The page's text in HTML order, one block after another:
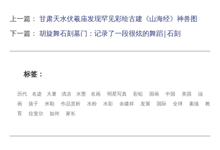
上一篇 ： 甘肃天水伏羲庙发现罕见彩绘古建《山海经》神兽图
下一篇 ： 胡旋舞石刻墓门：记录了一段很炫的舞蹈|石刻
标签：
历代 名迹 大暑 清凉 水墨 名画 明星写真 彩铅 国画 中国 美国
油
画
孩子 米勒 作品赏析 水粉 水彩 余建祥 发展 国际 全球 素描
教
育
拉斐尔 如何 家长